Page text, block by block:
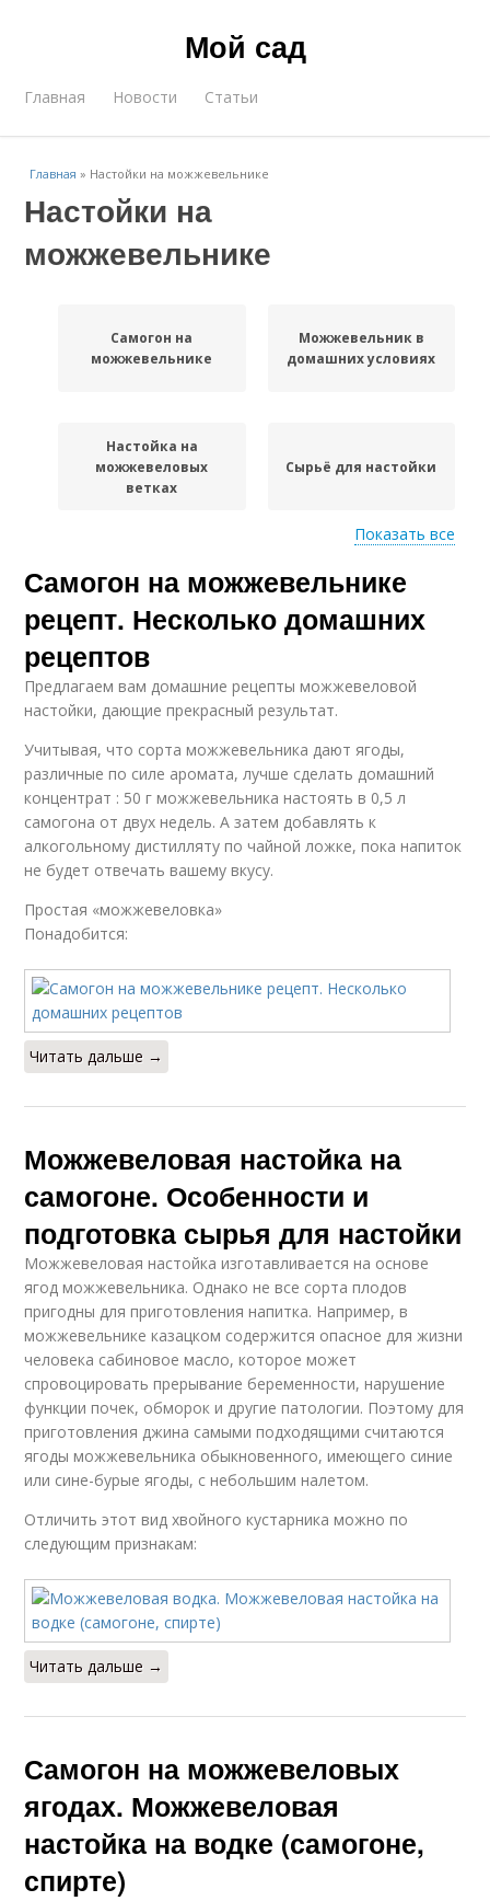
Мой сад
Главная Новости Статьи
Главная » Настойки на можжевельнике
Настойки на
можжевельнике
Самогон на
можжевельнике
Можжевельник в
домашних условиях
Настойка на
можжевеловых
ветках
Сырьё для настойки
Настой из
можжевельника
Можжевеловая
настойка
Настойка на водке
Можжевельник на
специями
Настойки на корне
Настойка на самогоне
Можжевельник для
улучшения
Показать все
Самогон на можжевельнике
рецепт. Несколько домашних
рецептов
Предлагаем вам домашние рецепты можжевеловой
настойки, дающие прекрасный результат.
Учитывая, что сорта можжевельника дают ягоды,
различные по силе аромата, лучше сделать домашний
концентрат : 50 г можжевельника настоять в 0,5 л
самогона от двух недель. А затем добавлять к
алкогольному дистилляту по чайной ложке, пока напиток
не будет отвечать вашему вкусу.
Простая «можжевеловка»
Понадобится:
Читать дальше →
Можжевеловая настойка на
самогоне. Особенности и
подготовка сырья для настойки
Можжевеловая настойка изготавливается на основе
ягод можжевельника. Однако не все сорта плодов
пригодны для приготовления напитка. Например, в
можжевельнике казацком содержится опасное для жизни
человека сабиновое масло, которое может
спровоцировать прерывание беременности, нарушение
функции почек, обморок и другие патологии. Поэтому для
приготовления джина самыми подходящими считаются
ягоды можжевельника обыкновенного, имеющего синие
или сине-бурые ягоды, с небольшим налетом.
Отличить этот вид хвойного кустарника можно по
следующим признакам:
Читать дальше →
Самогон на можжевеловых
ягодах. Можжевеловая
настойка на водке (самогоне,
спирте)